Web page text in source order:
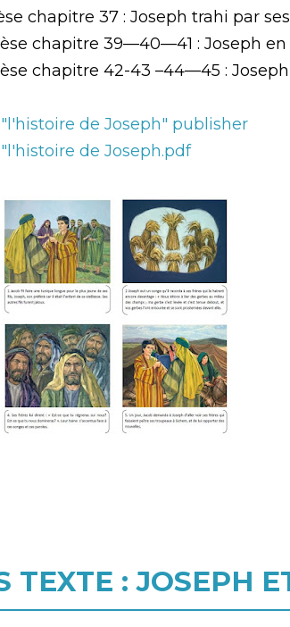
chapitre 37 : Joseph trahi par
chapitre 39—40—41 : Joseph
chapitre 42-43 –44—45 :
de Joseph" publisher
de Joseph.pdf
TEXTE : JOSEPH